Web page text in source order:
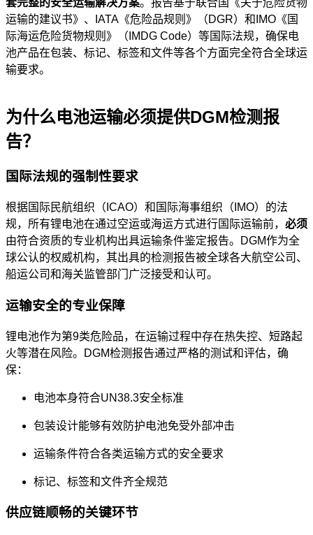
运输的建议书》、IATA《危险品规则》（DGR）和IMO《国
际海运危险货物规则》（IMDG Code）等国际法规，确保电
池产品在包装、标记、标签和文件等各个方面完全符合全球运
输要求。
为什么电池运输必须提供DGM检测报
告？
国际法规的强制性要求
根据国际民航组织（ICAO）和国际海事组织（IMO）的法
规，所有锂电池在通过空运或海运方式进行国际运输前， 必须
由符合资质的专业机构出具运输条件鉴定报告。DGM作为全
球公认的权威机构，其出具的检测报告被全球各大航空公司、
船运公司和海关监管部门广泛接受和认可。
运输安全的专业保障
锂电池作为第9类危险品，在运输过程中存在热失控、短路起
火等潜在风险。DGM检测报告通过严格的测试和评估，确
保：
电池本身符合UN38.3安全标准
包装设计能够有效防护电池免受外部冲击
运输条件符合各类运输方式的安全要求
标记、标签和文件齐全规范
供应链顺畅的关键环节